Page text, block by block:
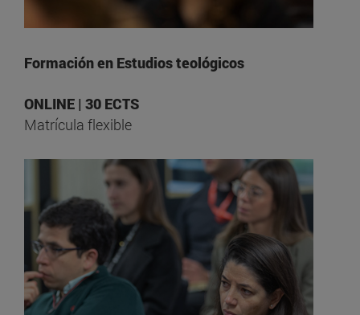
Formación en Estudios teológicos
ONLINE | 30 ECTS
Matrícula flexible